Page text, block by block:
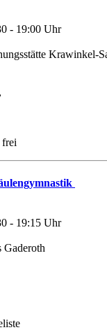
- 19:00 Uhr
Krawinkel-
frei
- 19:15 Uhr
Gaderoth